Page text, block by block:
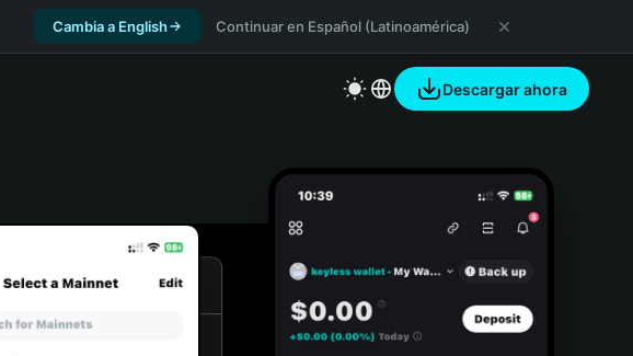
Cambia a English Continuar en Español (Latinoamérica)
Descargar ahora